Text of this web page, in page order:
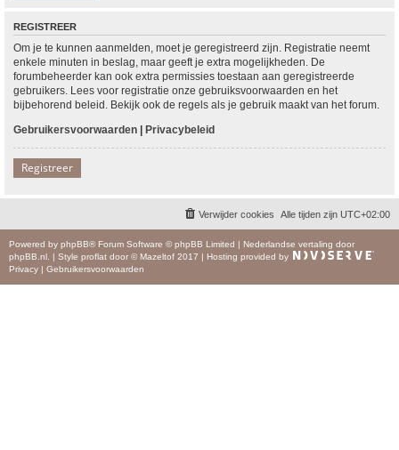
REGISTREER
Om je te kunnen aanmelden, moet je geregistreerd zijn. Registratie neemt
enkele minuten in beslag, maar geeft je extra mogelijkheden. De
forumbeheerder kan ook extra permissies toestaan aan geregistreerde
gebruikers. Lees voor registratie onze gebruiksvoorwaarden en het
bijbehorend beleid. Bekijk ook de regels als je gebruik maakt van het forum.
Gebruikersvoorwaarden | Privacybeleid
Registreer
Alle tijden zijn UTC+02:00
Verwijder cookies
Powered by phpBB® Forum Software © phpBB Limited | Nederlandse vertaling door
phpBB.nl
| Style proflat door © Mazeltof 2017 | Hosting provided by
Privacy | Gebruikersvoorwaarden